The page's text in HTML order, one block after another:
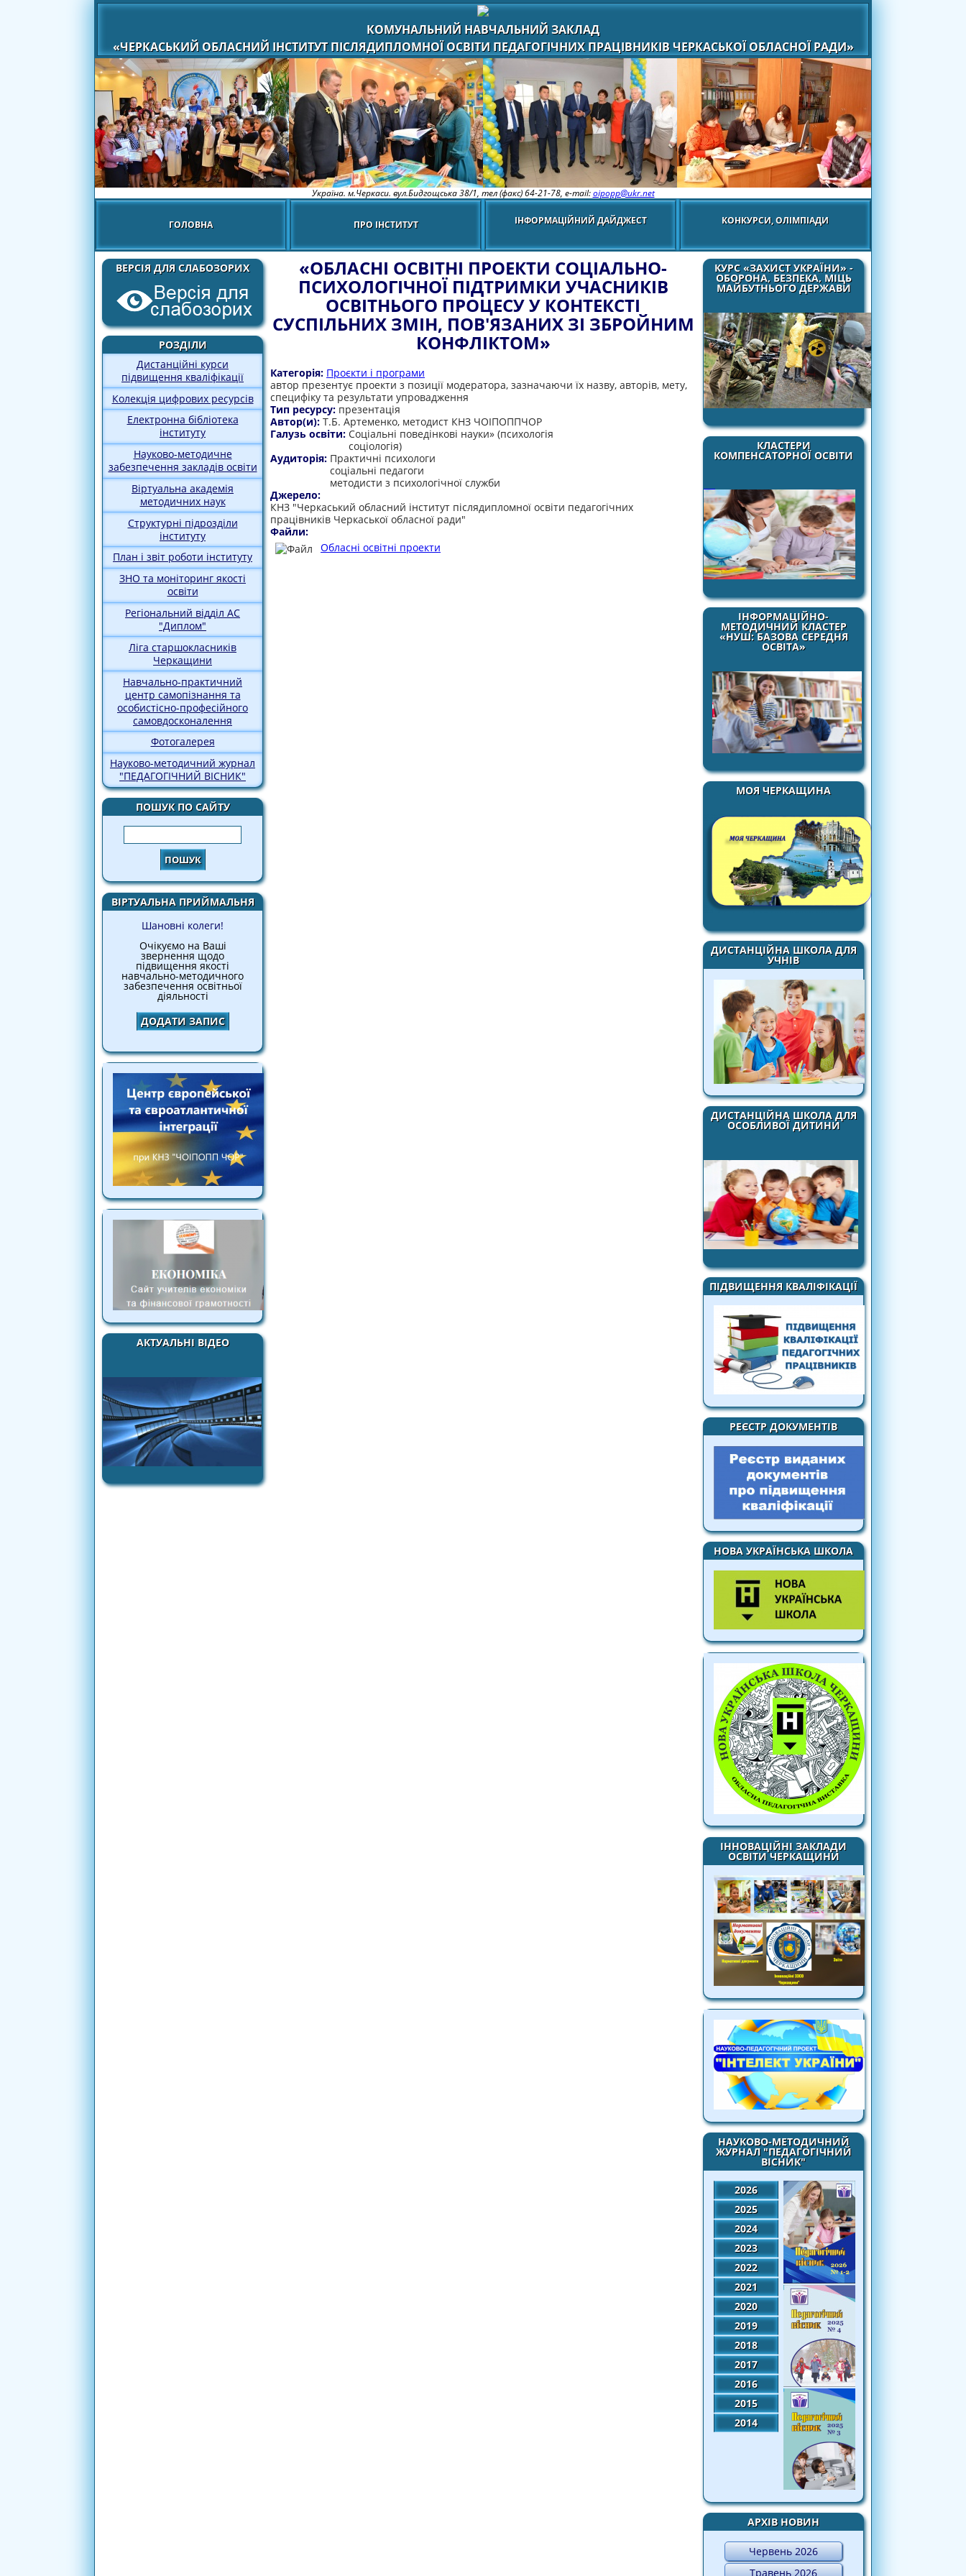
КОМУНАЛЬНИЙ НАВЧАЛЬНИЙ ЗАКЛАД
«ЧЕРКАСЬКИЙ ОБЛАСНИЙ ІНСТИТУТ ПІСЛЯДИПЛОМНОЇ ОСВІТИ ПЕДАГОГІЧНИХ ПРАЦІВНИКІВ ЧЕРКАСЬКОЇ ОБЛАСНОЇ РАДИ»
Україна. м.Черкаси. вул.Бидгощська 38/1, тел (факс) 64-21-78, e-mail:oipopp@ukr.net
ГОЛОВНА ПРО ІНСТИТУТ ІНФОРМАЦІЙНИЙ ДАЙДЖЕСТ КОНКУРСИ, ОЛІМПІАДИ
ВЕРСІЯ ДЛЯ СЛАБОЗОРИХ
РОЗДІЛИ
Дистанційні курси
підвищення кваліфікації
Колекція цифрових ресурсів
Електронна бібліотека
інституту
Науково-методичне
забезпечення закладів освіти
Віртуальна академія
методичних наук
Структурні підрозділи
інституту
План і звіт роботи інституту
ЗНО та моніторинг якості
освіти
Регіональний відділ АС
"Диплом"
Ліга старшокласників
Черкащини
Навчально-практичний
центр самопізнання та
особистісно-професійного
самовдосконалення
Фотогалерея
Науково-методичний журнал
"ПЕДАГОГІЧНИЙ ВІСНИК"
ПОШУК ПО САЙТУ
Пошук
ВІРТУАЛЬНА ПРИЙМАЛЬНЯ
Шановні колеги!
Очікуємо на Ваші
звернення щодо
підвищення якості
навчально-методичного
забезпечення освітньої
діяльності
ДОДАТИ ЗАПИС
АКТУАЛЬНІ ВІДЕО
КУРС «ЗАХИСТ УКРАЇНИ» -
ОБОРОНА, БЕЗПЕКА, МІЦЬ
МАЙБУТНЬОГО ДЕРЖАВИ
КЛАСТЕРИ
КОМПЕНСАТОРНОЇ ОСВІТИ
ІНФОРМАЦІЙНО-
МЕТОДИЧНИЙ КЛАСТЕР
«НУШ: БАЗОВА СЕРЕДНЯ
ОСВІТА»
МОЯ ЧЕРКАЩИНА
ДИСТАНЦІЙНА ШКОЛА ДЛЯ
УЧНІВ
ДИСТАНЦІЙНА ШКОЛА ДЛЯ
ОСОБЛИВОЇ ДИТИНИ
ПІДВИЩЕННЯ КВАЛІФІКАЦІЇ
РЕЄСТР ДОКУМЕНТІВ
НОВА УКРАЇНСЬКА ШКОЛА
ІННОВАЦІЙНІ ЗАКЛАДИ
ОСВІТИ ЧЕРКАЩИНИ
НАУКОВО-МЕТОДИЧНИЙ
ЖУРНАЛ "ПЕДАГОГІЧНИЙ
ВІСНИК"
2026
2025
2024
2023
2022
2021
2020
2019
2018
2017
2016
2015
2014
АРХІВ НОВИН
Червень 2026
Травень 2026
«ОБЛАСНІ ОСВІТНІ ПРОЕКТИ СОЦІАЛЬНО-
ПСИХОЛОГІЧНОЇ ПІДТРИМКИ УЧАСНИКІВ
ОСВІТНЬОГО ПРОЦЕСУ У КОНТЕКСТІ
СУСПІЛЬНИХ ЗМІН, ПОВ'ЯЗАНИХ ЗІ ЗБРОЙНИМ
КОНФЛІКТОМ»
Категорія: Проєкти і програми
автор презентує проекти з позиції модератора, зазначаючи їх назву, авторів, мету,
специфіку та результати упровадження
Тип ресурсу: презентація
Автор(и): Т.Б. Артеменко, методист КНЗ ЧОІПОППЧОР
Галузь освіти: Соціальні поведінкові науки» (психологія
соціологія)
Аудиторія: Практичні психологи
соціальні педагоги
методисти з психологічної служби
Джерело:
КНЗ "Черкаський обласний інститут післядипломної освіти педагогічних
працівників Черкаської обласної ради"
Файли:
Обласні освітні проекти